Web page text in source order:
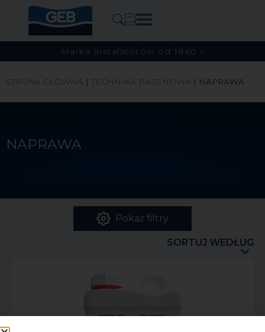
Marka instalatorów od 1860 r
STRONA GŁÓWNA | TECHNIKA BASENOWA | NAPRAWA
NAPRAWA
Pokaż filtry
SORTUJ WEDŁUG